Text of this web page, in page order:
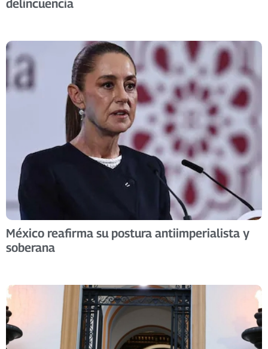
delincuencia
México reafirma su postura antiimperialista y
soberana